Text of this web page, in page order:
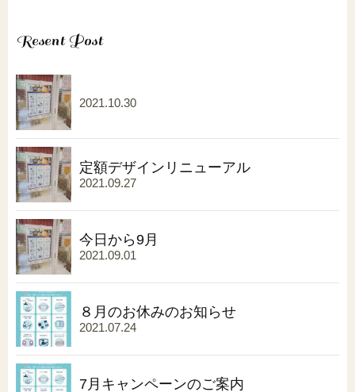
Resent Post
2021.10.30
定額デザインリニューアル
2021.09.27
今日から9月
2021.09.01
８月のお休みのお知らせ
2021.07.24
7月キャンペーンのご案内